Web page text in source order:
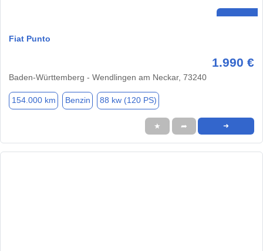
Fiat Punto
1.990 €
Baden-Württemberg - Wendlingen am Neckar, 73240
154.000 km Benzin 88 kw (120 PS)
★ ➦ ➜